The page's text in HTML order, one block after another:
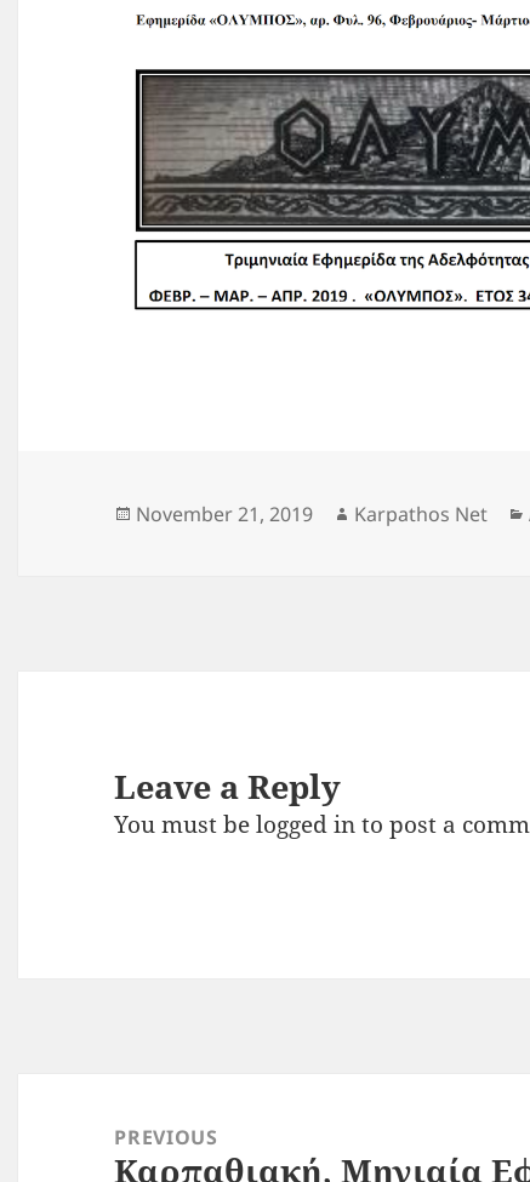
Posted
November 21, 2019 Author
Karpathos Net
Leave a Reply
You must belogged into post a
navigationPREVIOUS
Previous
Καρπαθιακή, Μηνιαία